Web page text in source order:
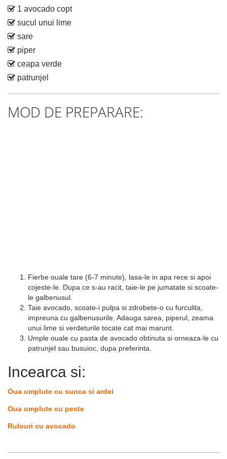
1 avocado copt
sucul unui lime
sare
piper
ceapa verde
patrunjel
MOD DE PREPARARE:
Fierbe ouale tare (6-7 minute), lasa-le in apa rece si apoi
cojeste-le. Dupa ce s-au racit, taie-le pe jumatate si scoate-
le galbenusul.
Taie avocado, scoate-i pulpa si zdrobete-o cu furculita,
impreuna cu galbenusurile. Adauga sarea, piperul, zeama
unui lime si verdeturile tocate cat mai marunt.
Umple ouale cu pasta de avocado obtinuta si orneaza-le cu
patrunjel sau busuioc, dupa preferinta.
Incearca si:
Oua umplute cu sunca si ardei
Oua umplute cu peste
Rulouri cu avocado